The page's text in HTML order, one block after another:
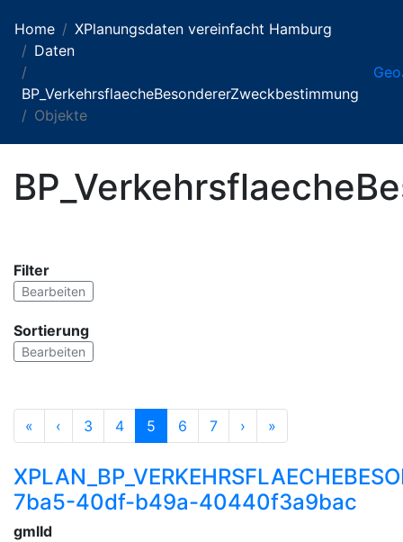
Home
XPlanungsdaten vereinfacht Hamburg
Daten
BP_VerkehrsflaecheBesondererZweckbestimmung
Objekte
Filter
Bearbeiten
Sortierung
Bearbeiten
« ‹ 3 4 5 6 7 › »
7ba5-40df-b49a-40440f3a9bac
gmlId